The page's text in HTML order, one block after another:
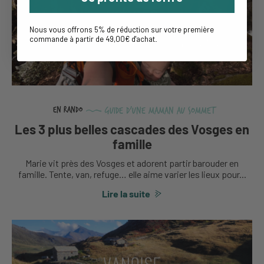
En rando Guide d'une maman au sommet
Les 3 plus belles cascades des Vosges en
famille
Marie vit près des Vosges et adorent partir barouder en
famille. Tente, van, refuge… elle aime varier les lieux pour...
Lire la suite
Nous vous offrons 5% de réduction sur votre première
commande à partir de 49,00€ d'achat